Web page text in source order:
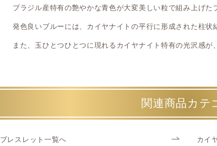
ブラジル産特有の艶やかな青色が大変美しい粒で組み上げた
発色良いブルーには、カイヤナイトの平行に形成された柱状
また、玉ひとつひとつに現れるカイヤナイト特有の光沢感が
関連商品カテ
ブレスレット一覧へ カイ